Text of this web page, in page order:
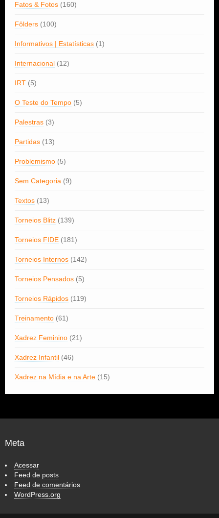
Fatos & Fotos (160)
Fôlders (100)
Informativos | Estatísticas (1)
Internacional (12)
IRT (5)
O Teste do Tempo (5)
Palestras (3)
Partidas (13)
Problemismo (5)
Sem Categoria (9)
Textos (13)
Torneios Blitz (139)
Torneios FIDE (181)
Torneios Internos (142)
Torneios Pensados (5)
Torneios Rápidos (119)
Treinamento (61)
Xadrez Feminino (21)
Xadrez Infantil (46)
Xadrez na Mídia e na Arte (15)
Meta
Acessar
Feed de posts
Feed de comentários
WordPress.org